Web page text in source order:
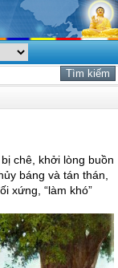
chê, khởi lòng buồn
báng và tán thán,
xứng, “làm khó”